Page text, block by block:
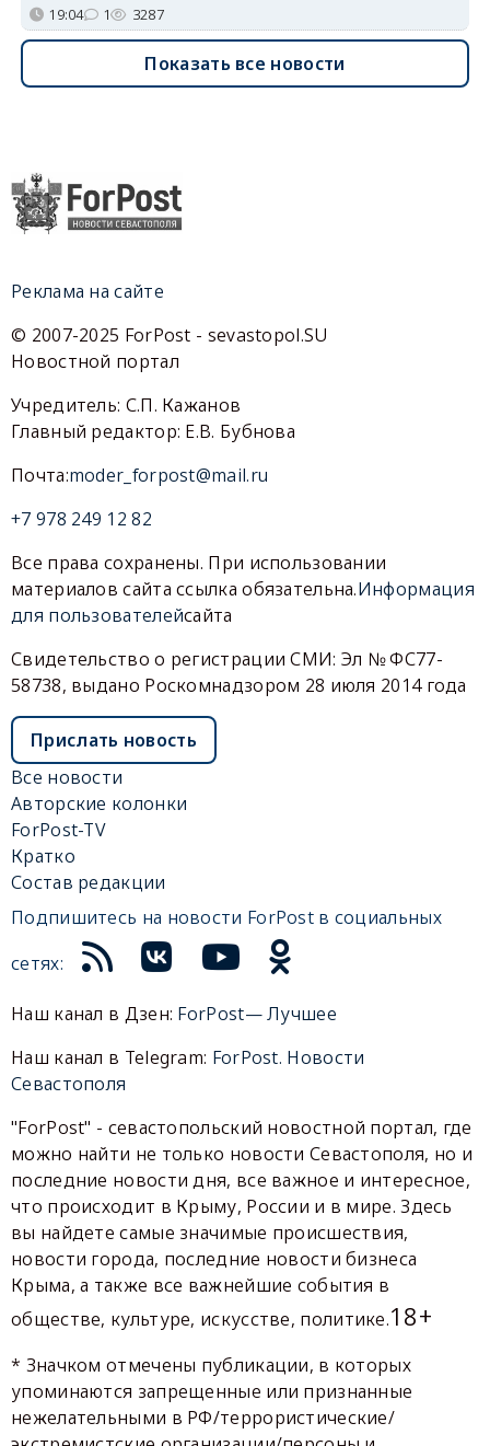
19:04 1 3287
Показать все новости
Реклама на сайте
© 2007-2025 ForPost - sevastopol.SU
Новостной портал
Учредитель: С.П. Кажанов
Главный редактор: Е.В. Бубнова
Почта:moder_forpost@mail.ru
+7 978 249 12 82
Все права сохранены. При использовании
материалов сайта ссылка обязательна.Информация
для пользователейсайта
Свидетельство о регистрации СМИ: Эл № ФС77-
58738, выдано Роскомнадзором 28 июля 2014 года
Прислать новость
Все новости
Авторские колонки
ForPost-TV
Кратко
Состав редакции
Подпишитесь на новости ForPost в социальных
сетях:
Наш канал в Дзен: ForPost— Лучшее
Наш канал в Telegram: ForPost. Новости
Севастополя
"ForPost" - севастопольский новостной портал, где
можно найти не только новости Севастополя, но и
последние новости дня, все важное и интересное,
что происходит в Крыму, России и в мире. Здесь
вы найдете самые значимые происшествия,
новости города, последние новости бизнеса
Крыма, а также все важнейшие события в
обществе, культуре, искусстве, политике.18+
* Значком отмечены публикации, в которых
упоминаются запрещенные или признанные
нежелательными в РФ/террористические/